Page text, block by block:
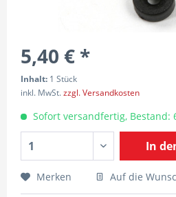
5,40 € *
Inhalt: 1 Stück
inkl. MwSt.zzgl. Versandkosten
Sofort versandfertig, Bestand:
In
Merken Auf die